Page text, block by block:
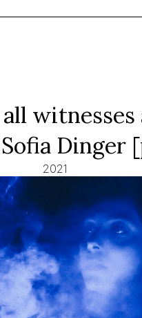
witnesses
Dinger
2021